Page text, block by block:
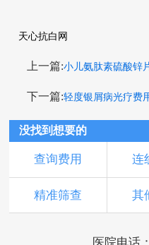
天心抗白网
上一篇:小儿氨肽素硫酸锌
下一篇:轻度银屑病光疗费
没找到想要的
查询费用 连
精准筛查 其